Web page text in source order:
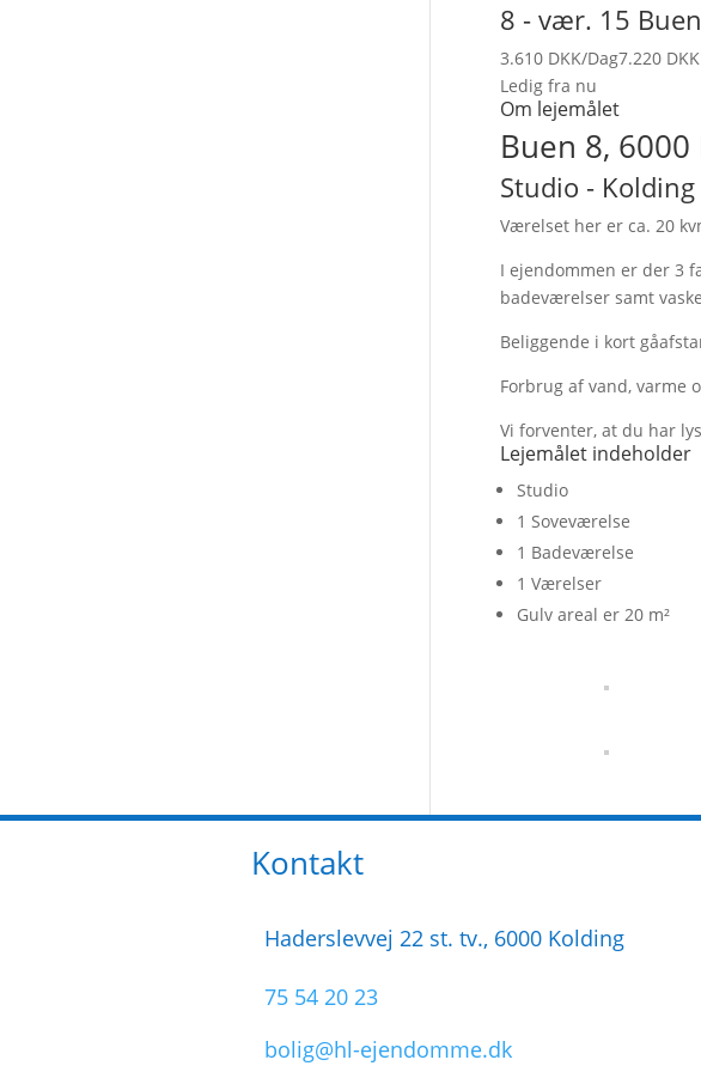
8 - vær. 15
3.610 DKK/Dag7.220
Ledig fra nu
Om lejemålet
Buen 8,
Studio - Kolding
Værelset her er ca. 20
I ejendommen er der 3
badeværelser samt
Beliggende i kort
Forbrug af vand, varme
Vi forventer, at du har
Lejemålet indeholder
Studio
1 Soveværelse
1 Badeværelse
1 Værelser
Gulv areal er 20 m²
Kontakt
Haderslevvej 22 st. tv., 6000 Kolding
75 54 20 23
bolig@hl-ejendomme.dk